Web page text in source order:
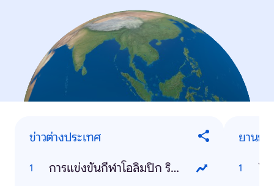
ข่าวต่างประเทศ
การแข่งขันกีฬาโอลิมปิก ริโอ 2016
ยานย